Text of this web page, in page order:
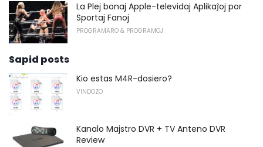
La Plej bonaj Apple-televidaj Aplikaĵoj por
Sportaj Fanoj
PROGRAMARO & PROGRAMOJ
Sapid posts
Kio estas M4R-dosiero?
VINDOZO
Kanalo Majstro DVR + TV Anteno DVR
Review